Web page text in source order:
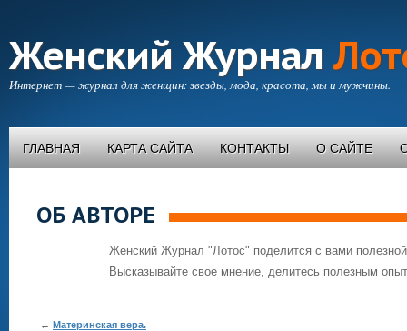
Женский Журнал
Интернет — журнал для женщин: звезды, мода, красота, мы и мужчины.
ГЛАВНАЯ КАРТА САЙТА КОНТАКТЫ О САЙТЕ
ОБ АВТОРЕ
Женский Журнал "Лотос" поделится с вами
Высказывайте свое мнение, делитесь полезным
← Материнская вера.